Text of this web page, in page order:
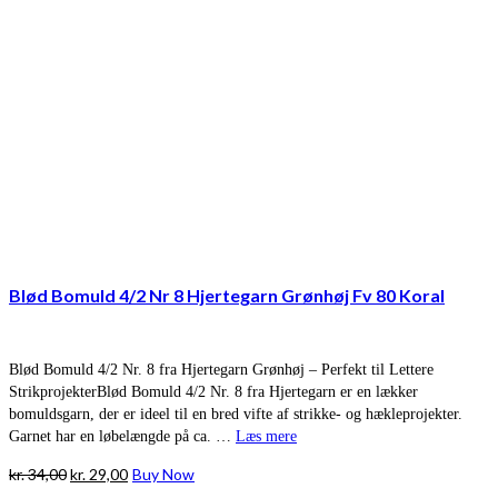
Blød Bomuld 4/2 Nr 8 Hjertegarn Grønhøj Fv 80 Koral
Blød Bomuld 4/2 Nr. 8 fra Hjertegarn Grønhøj – Perfekt til Lettere
StrikprojekterBlød Bomuld 4/2 Nr. 8 fra Hjertegarn er en lækker
bomuldsgarn, der er ideel til en bred vifte af strikke- og hækleprojekter.
Garnet har en løbelængde på ca. … Læs mere
kr.34,00Den
kr. 29,00Den
Buy Now